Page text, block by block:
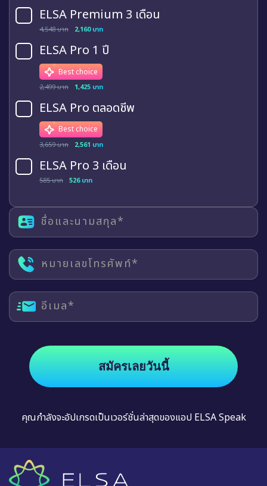
ELSA Premium 3 เดือน
4,548 บาท 2,160 บาท
ELSA Pro 1 ปี
Best choice
2,499 บาท 1,425 บาท
ELSA Pro ตลอดชีพ
Best choice
3,659 บาท 2,561 บาท
ELSA Pro 3 เดือน
585 บาท 526 บาท
ชื่อและนามสกุล*
หมายเลขโทรศัพท์*
อีเมล*
สมัครเลยวันนี้
คุณกำลังจะอัปเกรดเป็นเวอร์ชั่นล่าสุดของแอป ELSA Speak